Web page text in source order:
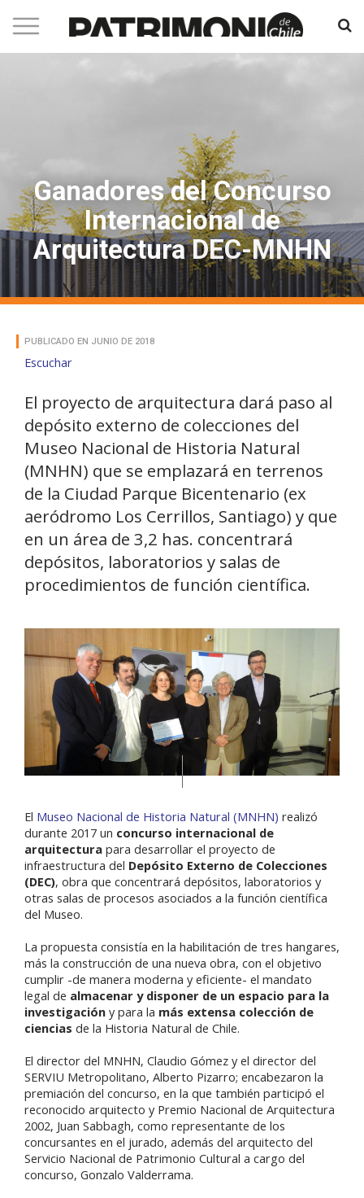
Ganadores del Concurso
Internacional de
Arquitectura DEC-MNHN
PUBLICADO EN JUNIO DE 2018
Escuchar
El proyecto de arquitectura dará paso al
depósito externo de colecciones del
Museo Nacional de Historia Natural
(MNHN) que se emplazará en terrenos
de la Ciudad Parque Bicentenario (ex
aeródromo Los Cerrillos, Santiago) y que
en un área de 3,2 has. concentrará
depósitos, laboratorios y salas de
procedimientos de función científica.
El Museo Nacional de Historia Natural (MNHN) realizó
durante 2017 un concurso internacional de
arquitectura para desarrollar el proyecto de
infraestructura del Depósito Externo de Colecciones
(DEC), obra que concentrará depósitos, laboratorios y
otras salas de procesos asociados a la función científica
del Museo.
La propuesta consistía en la habilitación de tres hangares,
más la construcción de una nueva obra, con el objetivo
cumplir -de manera moderna y eficiente- el mandato
legal de almacenar y disponer de un espacio para la
investigación y para la más extensa colección de
ciencias de la Historia Natural de Chile.
El director del MNHN, Claudio Gómez y el director del
SERVIU Metropolitano, Alberto Pizarro; encabezaron la
premiación del concurso, en la que también participó el
reconocido arquitecto y Premio Nacional de Arquitectura
2002, Juan Sabbagh, como representante de los
concursantes en el jurado, además del arquitecto del
Servicio Nacional de Patrimonio Cultural a cargo del
concurso, Gonzalo Valderrama.